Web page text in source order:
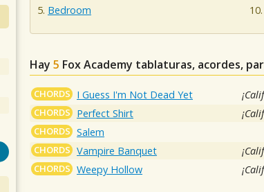
Bedroom
Hay 5 Fox Academy tablaturas, acordes,
CHORDS I Guess I'm Not Dead Yet
CHORDS Perfect Shirt
CHORDS Salem
CHORDS Vampire Banquet
CHORDS Weepy Hollow